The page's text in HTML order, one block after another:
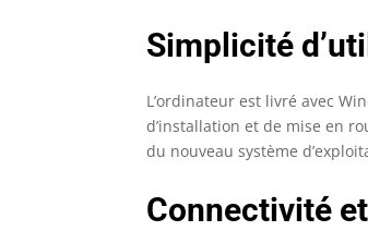
Simplicité
L’ordinateur est livré avec
d’installation et de mise en
du nouveau système
Connectivité